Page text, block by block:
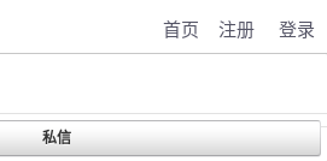
首页 注册 登录